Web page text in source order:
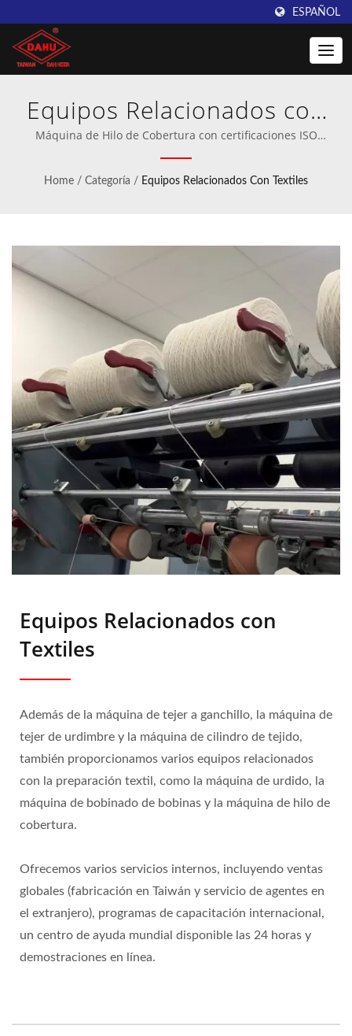
ESPAÑOL
Equipos Relacionados con
Textiles | Taiwan DAHU:
Proveedor líder de
Máquina de Hilo de Cobertura con certificaciones ISO
9001:2015 y CE | Fabricante profesional de maquinaria de
ganchillo y tejido de urdimbre.
Home / Categoría / Equipos Relacionados Con Textiles
Equipos Relacionados con
Textiles
Además de la máquina de tejer a ganchillo, la máquina de
tejer de urdimbre y la máquina de cilindro de tejido,
también proporcionamos varios equipos relacionados
con la preparación textil, como la máquina de urdido, la
máquina de bobinado de bobinas y la máquina de hilo de
cobertura.
Ofrecemos varios servicios internos, incluyendo ventas
globales (fabricación en Taiwán y servicio de agentes en
el extranjero), programas de capacitación internacional,
un centro de ayuda mundial disponible las 24 horas y
demostraciones en línea.